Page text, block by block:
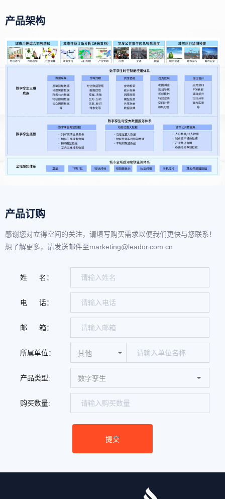
产品架构
产品订购
感谢您对立得空间的关注，请填写购买需求以便我们更快与您联系！
想了解更多，请发送邮件至marketing@leador.com.cn
姓 名：
电 话：
邮 箱：
所属单位：
产品类型:
购买数量: